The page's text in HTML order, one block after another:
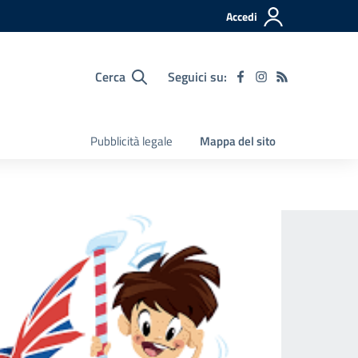
Accedi
Cerca Seguici su:
Pubblicità legale Mappa del sito